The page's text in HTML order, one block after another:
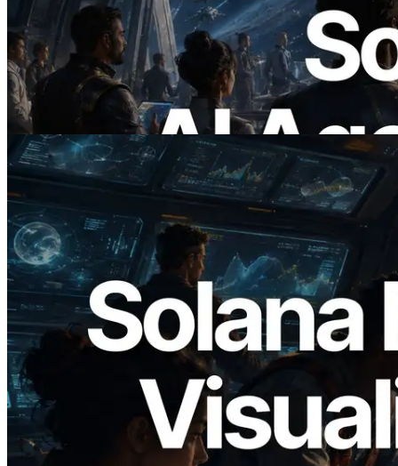
ERPC x402 destekli Solana RPC'yi
yayınladı — AI agent'ların ihtiyaç
duydukları API'ler için anında ödeme
yaptığı dönem
Bu makaleyi oku
2026.05.24
Validators Solutions, Solana Block
Analyzer'ı Yayınladı — Slot Başına Blok
Üretim Süresi ve Görevli Doğrulayıcı
Görselleştirmesi